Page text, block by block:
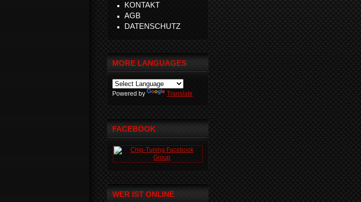
KONTAKT
AGB
DATENSCHUTZ
MORE LANGUAGES
Powered by Translate
FACEBOOK
WER IST ONLINE